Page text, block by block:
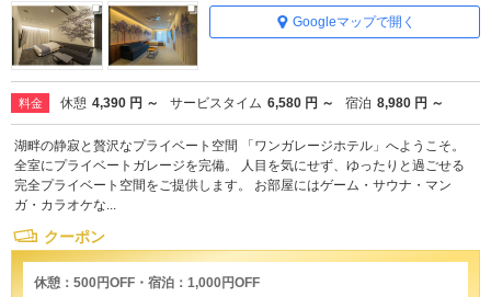
Googleマップで開く
料金 休憩 4,390 円 ～ サービスタイム 6,580 円 ～ 宿泊 8,980 円 ～
湖畔の静寂と贅沢なプライベート空間 「ワンガレージホテル」へようこそ。
全室にプライベートガレージを完備。 人目を気にせず、ゆったりと過ごせる
完全プライベート空間をご提供します。 お部屋にはゲーム・サウナ・マン
ガ・カラオケな...
クーポン
休憩：500円OFF・宿泊：1,000円OFF